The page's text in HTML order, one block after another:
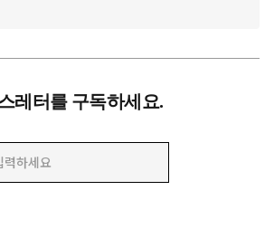
레터를 구독하세요.
하세요